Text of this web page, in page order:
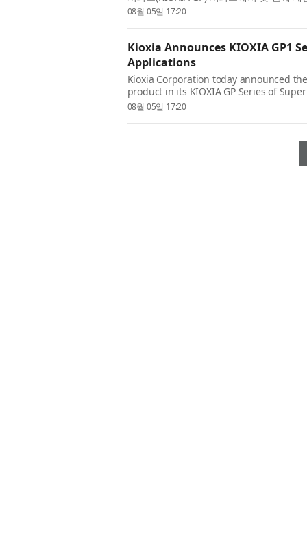
NVMe™ SSD를 발표했다. 올해 초에 소개
08월 05일 17:20
Kioxia Announces KIOXIA GP1
Applications
Kioxia Corporation today announced
product in its KIOXIA GP Series of
Building on the KIOXIA GP Series
08월 05일 17:20